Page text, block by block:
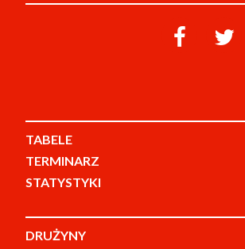
TABELE
TERMINARZ
STATYSTYKI
DRUŻYNY